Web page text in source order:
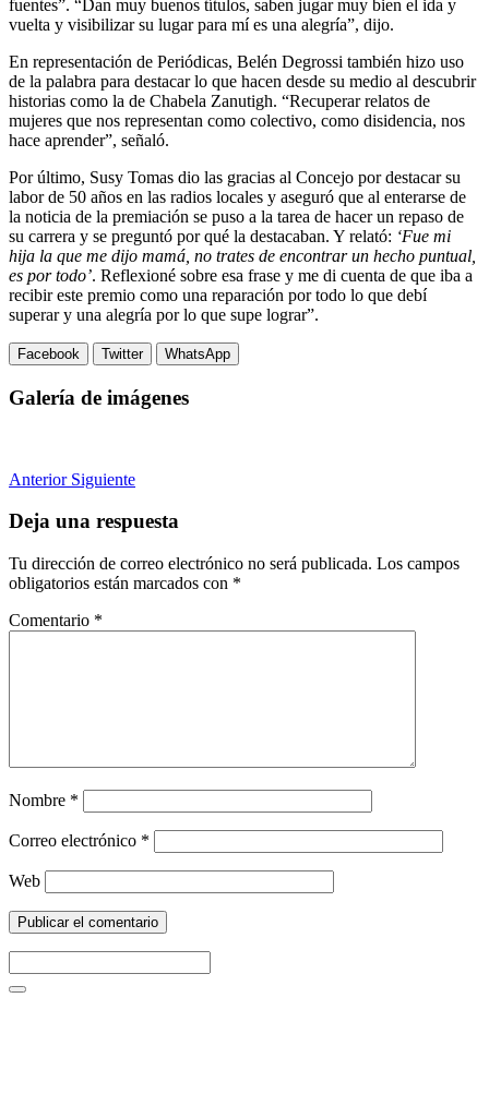
fuentes”. “Dan muy buenos títulos, saben jugar muy bien el ida y
vuelta y visibilizar su lugar para mí es una alegría”, dijo.
En representación de Periódicas, Belén Degrossi también hizo uso
de la palabra para destacar lo que hacen desde su medio al descubrir
historias como la de Chabela Zanutigh. “Recuperar relatos de
mujeres que nos representan como colectivo, como disidencia, nos
hace aprender”, señaló.
Por último, Susy Tomas dio las gracias al Concejo por destacar su
labor de 50 años en las radios locales y aseguró que al enterarse de
la noticia de la premiación se puso a la tarea de hacer un repaso de
su carrera y se preguntó por qué la destacaban. Y relató: ‘Fue mi
hija la que me dijo mamá, no trates de encontrar un hecho puntual,
es por todo’. Reflexioné sobre esa frase y me di cuenta de que iba a
recibir este premio como una reparación por todo lo que debí
superar y una alegría por lo que supe lograr”.
Facebook Twitter WhatsApp
Galería de imágenes
Anterior Siguiente
Deja una respuesta
Tu dirección de correo electrónico no será publicada. Los campos
obligatorios están marcados con *
Comentario *
Nombre *
Correo electrónico *
Web